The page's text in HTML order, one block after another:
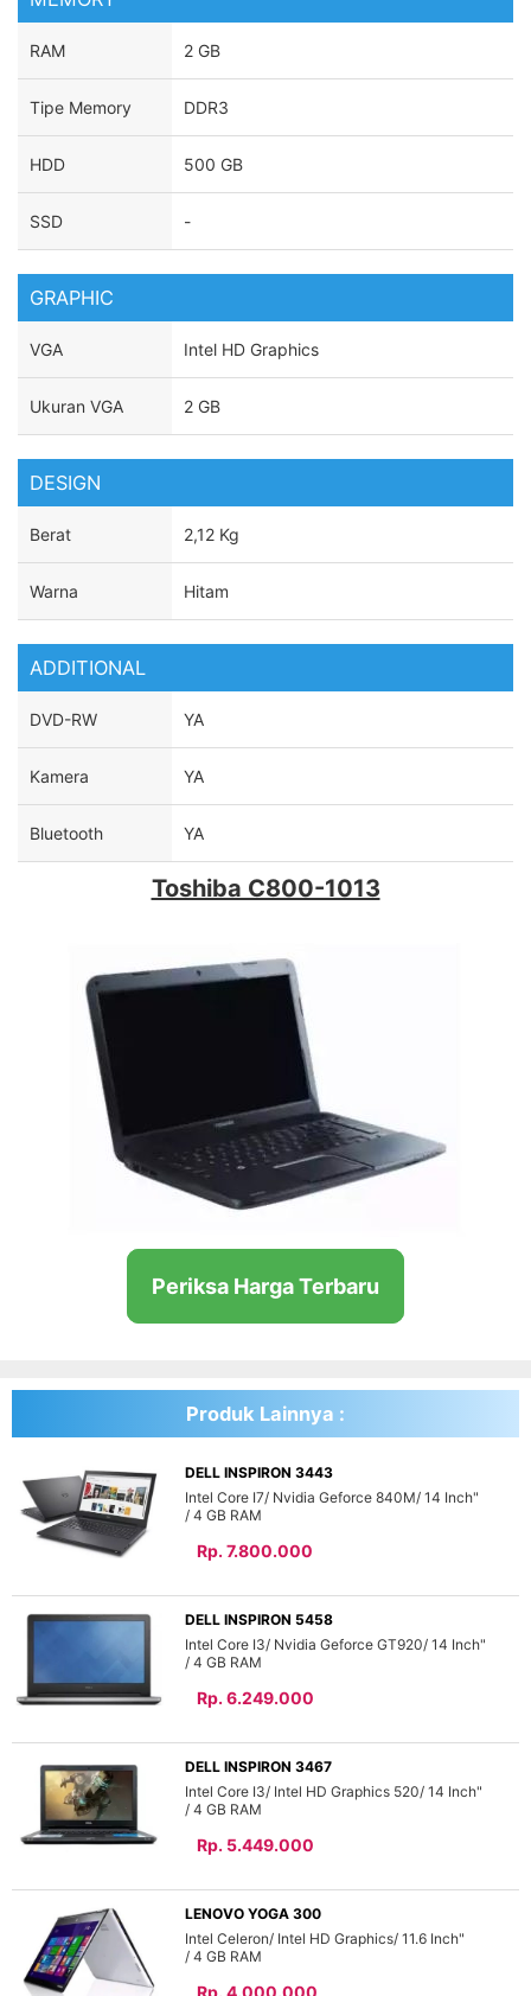
RAM 2 GB
Tipe Memory DDR3
HDD 500 GB
SSD -
GRAPHIC
VGA Intel HD Graphics
Ukuran VGA 2 GB
DESIGN
Berat 2,12 Kg
Warna Hitam
ADDITIONAL
DVD-RW YA
Kamera YA
Bluetooth YA
Toshiba C800-1013
Periksa Harga Terbaru
Produk Lainnya :
DELL INSPIRON 3443
Intel Core I7 Nvidia Geforce 840M 14 Inch"
4 GB
Rp. 7.800.000
DELL INSPIRON 5458
Intel Core I3 Nvidia Geforce GT920 14 Inch"
4 GB
Rp. 6.249.000
DELL INSPIRON 3467
Intel Core I3 Intel HD Graphics 520 14 Inch"
4 GB
Rp. 5.449.000
LENOVO YOGA 300
Intel Celeron Intel HD Graphics 11.6 Inch"
4 GB